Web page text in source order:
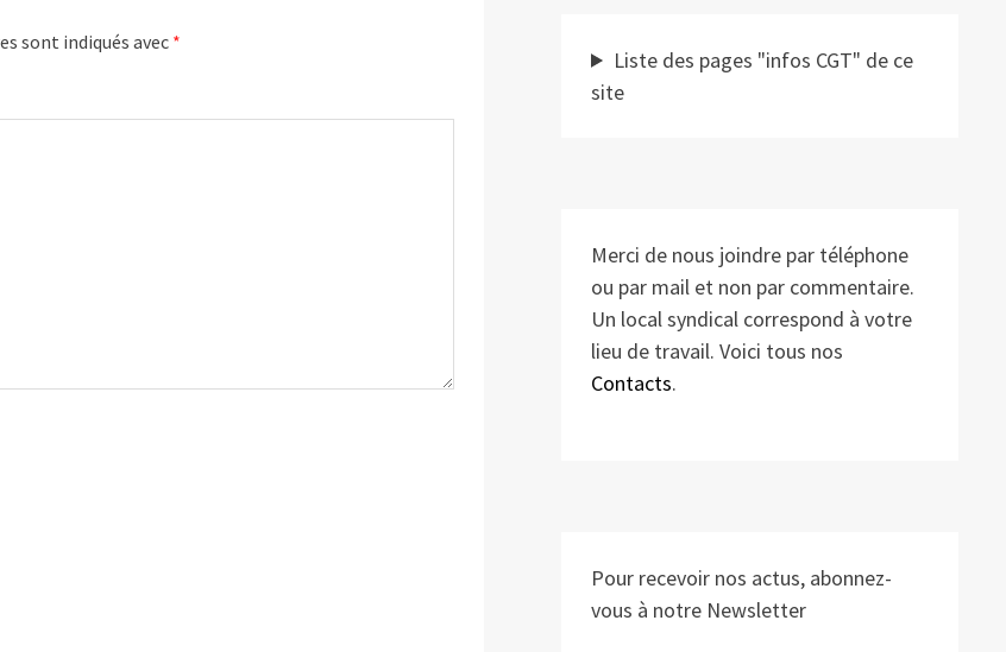
sont indiqués avec *
Liste des pages "infos CGT" de ce
site
Merci de nous joindre par téléphone
ou par mail et non par commentaire.
Un local syndical correspond à votre
lieu de travail. Voici tous nos
Contacts.
Pour recevoir nos actus, abonnez-
vous à notre Newsletter